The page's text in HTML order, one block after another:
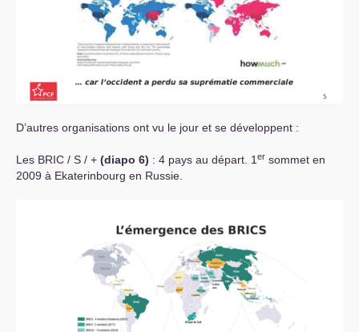
D’autres organisations ont vu le jour et se développent :
Les BRIC / S / + (diapo 6) : 4 pays au départ. 1er sommet en
2009 à Ekaterinbourg en Russie.